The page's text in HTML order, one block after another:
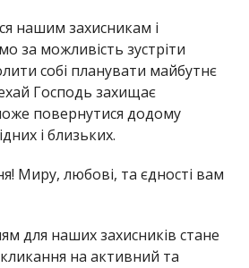
нашим захисникам і
за можливість зустріти
собі планувати майбутнє
Господь захищає
повернутися додому
і близьких.
Миру, любові, та єдності вам
для наших захисників стане
на активний та